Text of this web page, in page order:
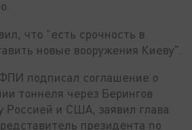
что "есть срочность в
новые вооружения Киеву".
подписал соглашение о
тоннеля через Берингов
Россией и США, заявил глава
президента по